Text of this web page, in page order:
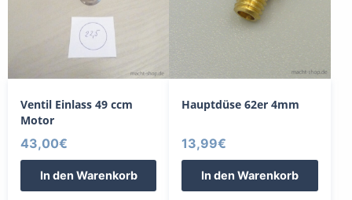
Ventil Einlass 49 ccm
Motor
43,00€
In den Warenkorb
Hauptdüse 62er 4mm
13,99€
In den Warenkorb